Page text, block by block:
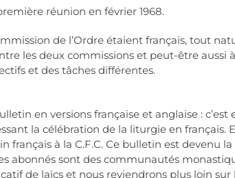
réunion en février 1968.
de l’Ordre étaient français, tout
les deux commissions et peut-être aussi
et des tâches différentes.
en versions française et anglaise : c’est
la célébration de la liturgie en français.
français à la C.F.C. Ce bulletin est devenu
abonnés sont des communautés
de laïcs et nous reviendrons plus loin